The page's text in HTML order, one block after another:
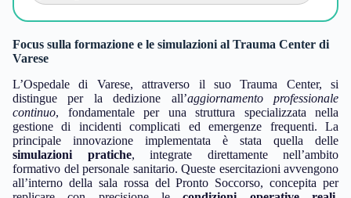
Focus sulla formazione e le simulazioni al Trauma Center di
Varese
L’Ospedale di Varese, attraverso il suo Trauma Center, si
distingue per la dedizione all’aggiornamento professionale
continuo, fondamentale per una struttura specializzata nella
gestione di incidenti complicati ed emergenze frequenti. La
principale innovazione implementata è stata quella delle
simulazioni pratiche, integrate direttamente nell’ambito
formativo del personale sanitario. Queste esercitazioni avvengono
all’interno della sala rossa del Pronto Soccorso, concepita per